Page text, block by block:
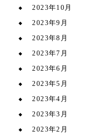
2023年10月
2023年9月
2023年8月
2023年7月
2023年6月
2023年5月
2023年4月
2023年3月
2023年2月